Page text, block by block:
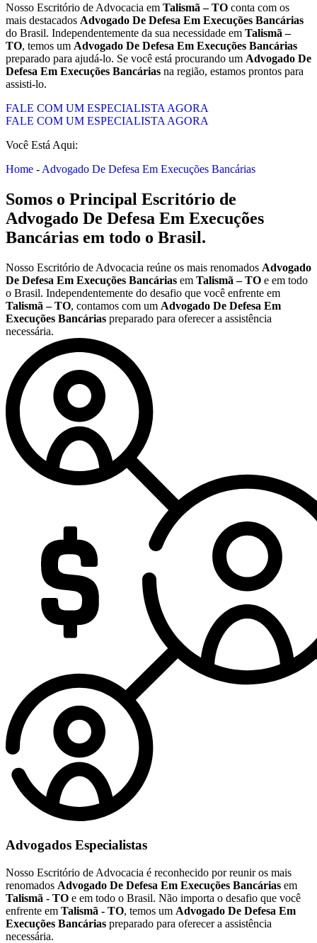
Nosso Escritório de Advocacia em Talismã – TO conta com os
mais destacados Advogado De Defesa Em Execuções Bancárias
do Brasil. Independentemente da sua necessidade em Talismã –
TO, temos um Advogado De Defesa Em Execuções Bancárias
preparado para ajudá-lo. Se você está procurando um Advogado De
Defesa Em Execuções Bancárias na região, estamos prontos para
assisti-lo.
FALE COM UM ESPECIALISTA AGORA
FALE COM UM ESPECIALISTA AGORA
Você Está Aqui:
Home - Advogado De Defesa Em Execuções Bancárias
Somos o Principal Escritório de
Advogado De Defesa Em Execuções
Bancárias em todo o Brasil.
Nosso Escritório de Advocacia reúne os mais renomados Advogado
De Defesa Em Execuções Bancárias em Talismã – TO e em todo
o Brasil. Independentemente do desafio que você enfrente em
Talismã – TO, contamos com um Advogado De Defesa Em
Execuções Bancárias preparado para oferecer a assistência
necessária.
Advogados Especialistas
Nosso Escritório de Advocacia é reconhecido por reunir os mais
renomados Advogado De Defesa Em Execuções Bancárias em
Talismã - TO e em todo o Brasil. Não importa o desafio que você
enfrente em Talismã - TO, temos um Advogado De Defesa Em
Execuções Bancárias preparado para oferecer a assistência
necessária.